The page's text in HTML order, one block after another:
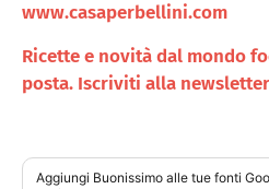
www.casaperbellini.com
Ricette e novità dal mondo
posta. Iscriviti alla
Aggiungi Buonissimo alle tue fonti